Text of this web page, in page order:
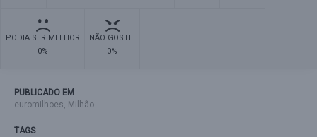
PODIA SER MELHOR
0%
NÃO GOSTEI
0%
PUBLICADO EM
euromilhoes, Milhão
TAGS